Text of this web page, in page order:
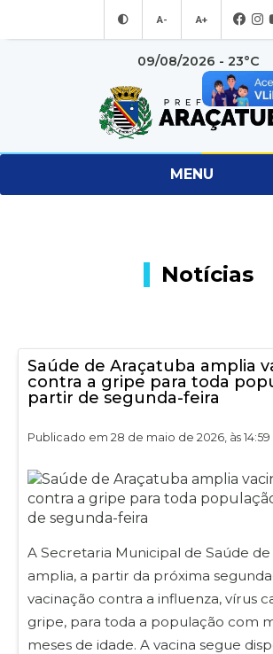
A- A+
09/08/2026 - 23°C
MENU
Notícias
Saúde de Araçatuba amplia
contra a gripe para toda
partir de segunda-feira
Publicado em 28 de maio de 2026, às 14:59
A Secretaria Municipal de Saúde
amplia, a partir da próxima segunda-
vacinação contra a influenza, vírus
gripe, para toda a população com
meses de idade. A vacina segue